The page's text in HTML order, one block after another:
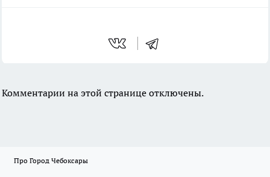
Комментарии на этой странице отключены.
Про Город Чебоксары